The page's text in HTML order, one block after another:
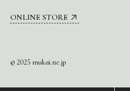
ONLINE STORE
© 2025 mukai.ne.jp